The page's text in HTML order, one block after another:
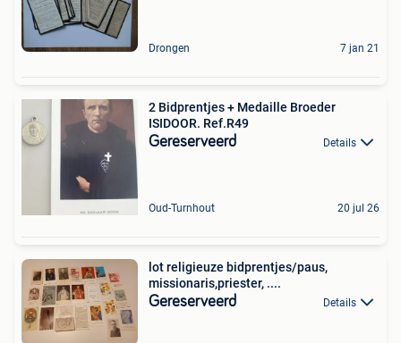
Drongen 7 jan 21
2 Bidprentjes + Medaille Broeder
ISIDOOR. Ref.R49
Gereserveerd Details
Oud-Turnhout 20 jul 26
lot religieuze bidprentjes/paus,
missionaris,priester, ....
Gereserveerd Details